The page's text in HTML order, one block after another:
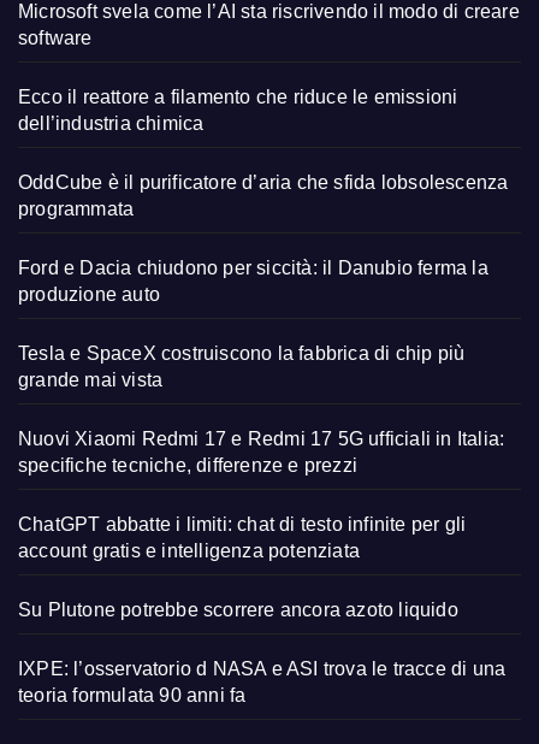
Microsoft svela come l’AI sta riscrivendo il modo di creare
software
Ecco il reattore a filamento che riduce le emissioni
dell’industria chimica
OddCube è il purificatore d’aria che sfida lobsolescenza
programmata
Ford e Dacia chiudono per siccità: il Danubio ferma la
produzione auto
Tesla e SpaceX costruiscono la fabbrica di chip più
grande mai vista
Nuovi Xiaomi Redmi 17 e Redmi 17 5G ufficiali in Italia:
specifiche tecniche, differenze e prezzi
ChatGPT abbatte i limiti: chat di testo infinite per gli
account gratis e intelligenza potenziata
Su Plutone potrebbe scorrere ancora azoto liquido
IXPE: l’osservatorio d NASA e ASI trova le tracce di una
teoria formulata 90 anni fa